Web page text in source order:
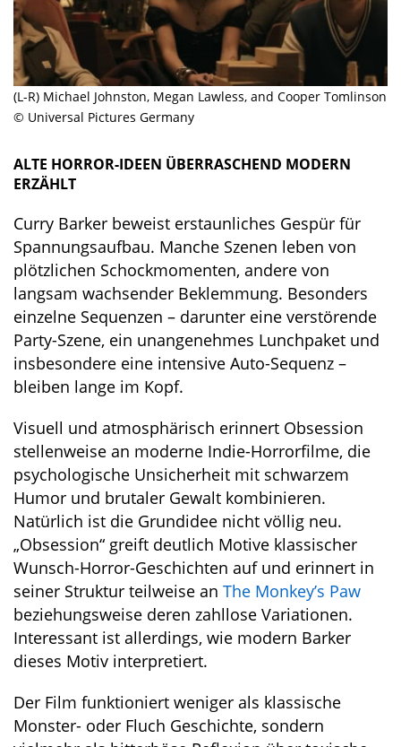
(L-R) Michael Johnston, Megan Lawless, and Cooper Tomlinson
© Universal Pictures Germany
ALTE HORROR-IDEEN ÜBERRASCHEND MODERN
ERZÄHLT
Curry Barker beweist erstaunliches Gespür für
Spannungsaufbau. Manche Szenen leben von
plötzlichen Schockmomenten, andere von
langsam wachsender Beklemmung. Besonders
einzelne Sequenzen – darunter eine verstörende
Party-Szene, ein unangenehmes Lunchpaket und
insbesondere eine intensive Auto-Sequenz –
bleiben lange im Kopf.
Visuell und atmosphärisch erinnert Obsession
stellenweise an moderne Indie-Horrorfilme, die
psychologische Unsicherheit mit schwarzem
Humor und brutaler Gewalt kombinieren.
Natürlich ist die Grundidee nicht völlig neu.
„Obsession“ greift deutlich Motive klassischer
Wunsch-Horror-Geschichten auf und erinnert in
seiner Struktur teilweise an The Monkey’s Paw
beziehungsweise deren zahllose Variationen.
Interessant ist allerdings, wie modern Barker
dieses Motiv interpretiert.
Der Film funktioniert weniger als klassische
Monster- oder Fluch Geschichte, sondern